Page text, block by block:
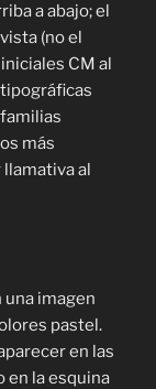
a abajo; el
(no el
CM al
más
al
imagen
pastel.
en las
en la esquina